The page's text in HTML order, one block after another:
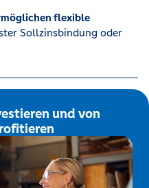
flexible
Sollzinsbindung oder
und von